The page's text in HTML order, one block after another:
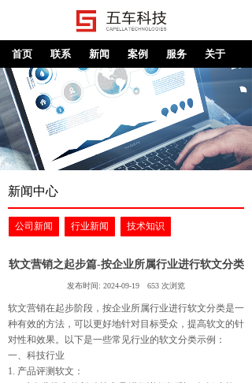
首页 联系 新闻 案例 服务 关于
新闻中心
公司新闻 行业新闻 技术知识
软文营销之起步篇-按企业所属行业进行软文分类
发布时间: 2024-09-19 653 次浏览
软文营销在起步阶段，按企业所属行业进行软文分类是一
种有效的方法，可以更好地针对目标受众，提高软文的针
对性和效果。以下是一些常见行业的软文分类示例：
一、科技行业
1. 产品评测软文：